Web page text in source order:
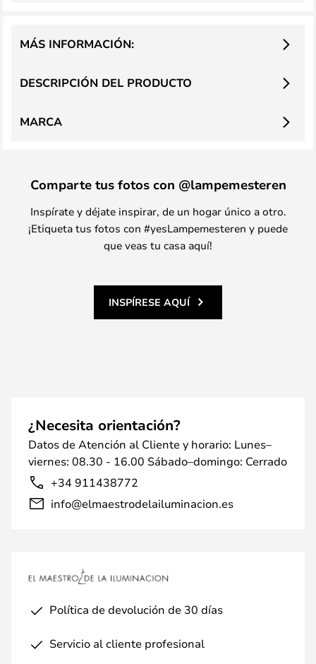
DESCRIPCIÓN DEL PRODUCTO
MÁS INFORMACIÓN:
MARCA
Comparte tus fotos con @lampemesteren
Inspírate y déjate inspirar, de un hogar único a otro.
¡Etiqueta tus fotos con #yesLampemesteren y puede
que veas tu casa aquí!
INSPÍRESE AQUÍ
¿Necesita orientación?
Datos de Atención al Cliente y horario: Lunes–
viernes: 08.30 - 16.00 Sábado–domingo: Cerrado
+34 911438772
info@elmaestrodelailuminacion.es
Política de devolución de 30 días
Servicio al cliente profesional